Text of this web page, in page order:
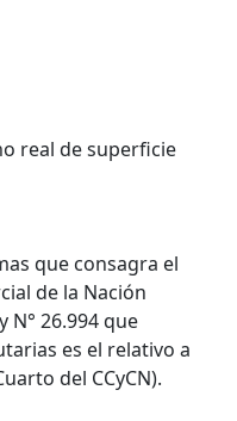
real de superficie
que consagra el
de la Nación
N° 26.994 que
es el relativo a
del CCyCN).